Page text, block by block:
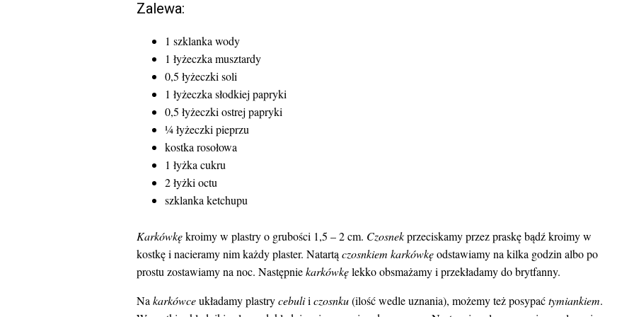
Zalewa:
1 szklanka wody
1 łyżeczka musztardy
0,5 łyżeczki soli
1 łyżeczka słodkiej papryki
0,5 łyżeczki ostrej papryki
¼ łyżeczki pieprzu
kostka rosołowa
1 łyżka cukru
2 łyżki octu
szklanka ketchupu
Karkówkękroimy w plastry o grubości 1,5 – 2 cm. Czosnekprzeciskamy przez praskę bądź kroimy w
kostkę i nacieramy nim każdy plaster. Natartączosnkiem karkówkęodstawiamy na kilka godzin albo po
prostu zostawiamy na noc. Następniekarkówkęlekko obsmażamy i przekładamy do brytfanny.
Na karkówceukładamy plastrycebulii czosnku(ilość wedle uznania), możemy też posypaćtymiankiem.